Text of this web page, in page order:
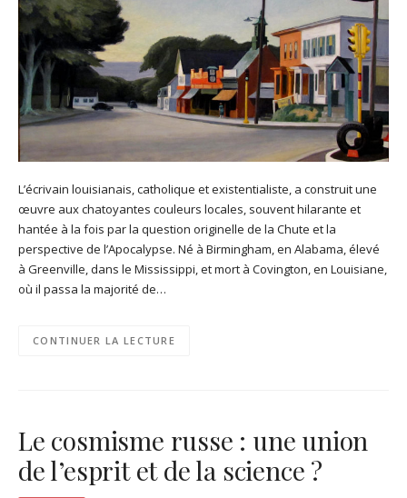
L’écrivain louisianais, catholique et existentialiste, a construit une
œuvre aux chatoyantes couleurs locales, souvent hilarante et
hantée à la fois par la question originelle de la Chute et la
perspective de l’Apocalypse. Né à Birmingham, en Alabama, élevé
à Greenville, dans le Mississippi, et mort à Covington, en Louisiane,
où il passa la majorité de…
CONTINUER LA LECTURE
Le cosmisme russe : une union
de l’esprit et de la science ?